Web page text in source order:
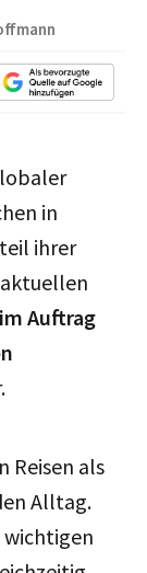
in
ihrer
Auftrag
Reisen als
Alltag.